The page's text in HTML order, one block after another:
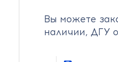
Вы можете
наличии, ДГУ